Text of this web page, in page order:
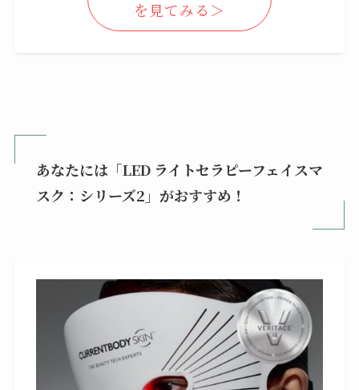
を見てみる＞
あなたには「LED ライトセラピーフェイスマ
スク：シリーズ2」がおすすめ！